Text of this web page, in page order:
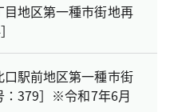
目地区第一種市街地再
口駅前地区第一種市街
：379］※令和7年6月